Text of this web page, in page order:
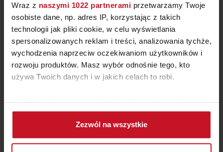
Wraz z naszymi 1022 partnerami przetwarzamy Twoje
osobiste dane, np. adres IP, korzystając z takich
technologii jak pliki cookie, w celu wyświetlania
spersonalizowanych reklam i treści, analizowania tychże,
wychodzenia naprzeciw oczekiwaniom użytkowników i
rozwoju produktów. Masz wybór odnośnie tego, kto
używa Twoich danych i w jakich celach to robi.
Jeśli wyrazisz na to zgodę, chcielibyśmy również:
Gromadzić dane dotyczące Twojej lokalizacji
geograficznej z dokładnością nawet do kilku metrów
Identyfikować Twoje urządzenie, aktywnie
Zezwól na wszystkie
STÓŁ PAPEL WOOD
ZAPYTAJ O CENĘ W SALONIE